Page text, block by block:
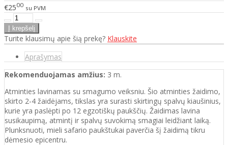
€2500 su PVM
Turite klausimų apie šią prekę? Klauskite
Aprašymas
Rekomenduojamas amžius: 3 m.
Atminties lavinamas su smagumo veiksniu. Šio atminties žaidimo,
skirto 2-4 žaidėjams, tikslas yra surasti skirtingų spalvų kiaušinius,
kurie yra paslėpti po 12 egzotiškų paukščių. Žaidimas lavina
susikaupimą, atmintį ir spalvų suvokimą smagiai leidžiant laiką.
Plunksnuoti, mieli safario paukštukai paverčia šį žaidimą tikru
dėmesio epicentru.